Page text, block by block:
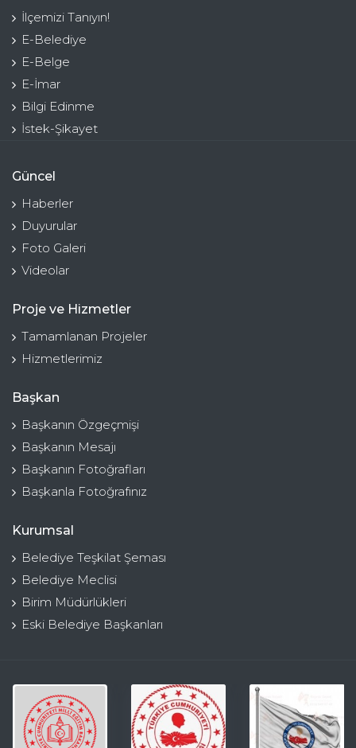
İlçemizi Tanıyın!
E-Belediye
E-Belge
E-İmar
Bilgi Edinme
İstek-Şikayet
Güncel
Haberler
Duyurular
Foto Galeri
Videolar
Proje ve Hizmetler
Tamamlanan Projeler
Hizmetlerimiz
Başkan
Başkanın Özgeçmişi
Başkanın Mesajı
Başkanın Fotoğrafları
Başkanla Fotoğrafınız
Kurumsal
Belediye Teşkilat Şeması
Belediye Meclisi
Birim Müdürlükleri
Eski Belediye Başkanları